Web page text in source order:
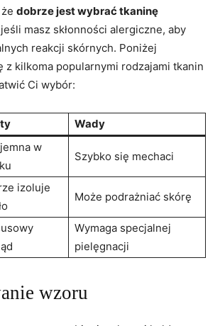
dobrze jest wybrać tkaninę
masz skłonności alergiczne, aby
reakcji skórnych. Poniżej
z kilkoma popularnymi‌ rodzajami tkanin
Ci⁤ wybór:
Wady
w
Szybko się mechaci
izoluje
Może podrażniać skórę
Wymaga specjalnej
pielęgnacji
wzoru